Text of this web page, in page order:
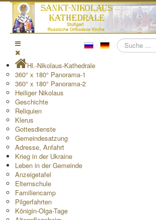
Suchen
Hl.-Nikolaus-Kathedrale
360° x 180° Panorama-1
360° x 180° Panorama-2
Heiliger Nikolaus
Geschichte
Reliquien
Klerus
Gottesdienste
Gemeindesatzung
Adresse, Anfahrt
Krieg in der Ukraine
Leben in der Gemeinde
Anzeigetafel
Elternschule
Familiencamp
Pilgerfahrten
Königin-Olga-Tage